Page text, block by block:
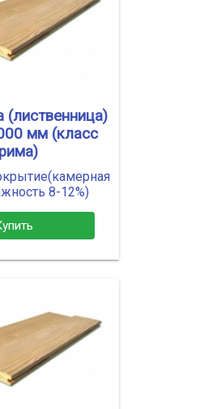
(лиственница)
мм (класс
8-12%)